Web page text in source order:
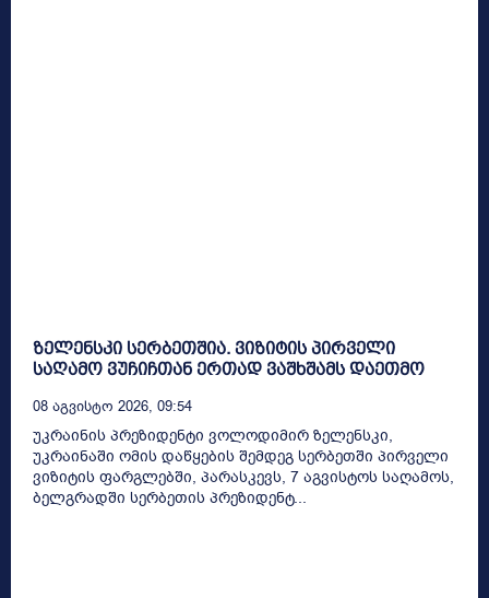
ზელენსკი სერბეთშია. ვიზიტის პირველი
საღამო ვუჩიჩთან ერთად ვაშხშამს დაეთმო
08 Აგვისტო 2026, 09:54
უკრაინის პრეზიდენტი ვოლოდიმირ ზელენსკი,
უკრაინაში ომის დაწყების შემდეგ სერბეთში პირველი
ვიზიტის ფარგლებში, პარასკევს, 7 აგვისტოს საღამოს,
ბელგრადში სერბეთის პრეზიდენტ...